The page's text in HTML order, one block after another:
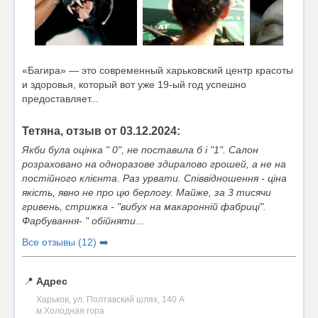
«Багира» — это современный харьковский центр красоты
и здоровья, который вот уже 19-ый год успешно
предоставляет...
Тетяна, отзыв от 03.12.2024:
Якби була оцінка " 0", не поставила б і "1". Салон
розраховано на одноразове здиралово грошей, а не на
постійного клієнта. Раз урвати. Співвідношення - ціна
якість, явно не про цю берлогу. Майже, за 3 тисячи
гривень, стрижка - "вибух на макаронній фабриці".
Фарбування- " обійняти...
Все отзывы (12) ➡️
📍 Адрес
Харьков, ул. Полтавский шлях, 140 А
м.Холодная гора